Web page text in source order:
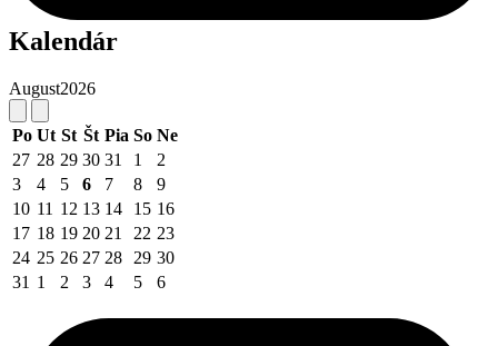
Kalendár
August2026
Po Ut St Št Pia So Ne
27 28 29 30 31 1
2
3
4 5 6 7 8
9
10 11 12 13 14 15 16
17 18 19 20 21 22 23
24 25 26 27 28 29 30
31 1 2 3 4 5 6